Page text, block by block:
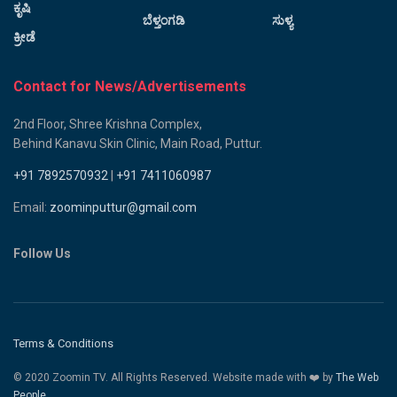
ಕೃಷಿ
ಕ್ರೀಡೆ
ಬೆಳ್ತಂಗಡಿ ಸುಳ್ಯ
Contact for News/Advertisements
2nd Floor, Shree Krishna Complex,
Behind Kanavu Skin Clinic, Main Road, Puttur.
+91 7892570932 +91 7411060987
Email: zoominputtur@gmail.com
Follow Us
Terms & Conditions
© 2020 Zoomin TV. All Rights Reserved. Website made with ❤️ by The Web